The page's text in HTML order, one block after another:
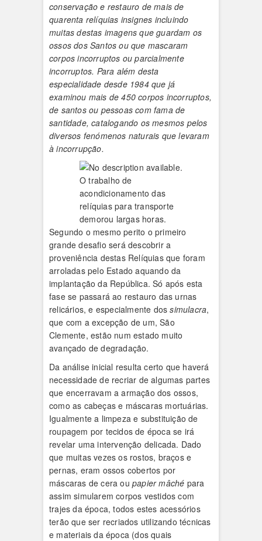
conservação e restauro de mais de
quarenta relíquias insignes incluindo
muitas destas imagens que guardam os
ossos dos Santos ou que mascaram
corpos incorruptos ou parcialmente
incorruptos. Para além desta
especialidade desde 1984 que já
examinou mais de 450 corpos incorruptos,
de santos ou pessoas com fama de
santidade, catalogando os mesmos pelos
diversos fenómenos naturais que levaram
à incorrupção.
O trabalho de
acondicionamento das
relíquias para transporte
demorou largas horas.
Segundo o mesmo perito o primeiro
grande desafio será descobrir a
proveniência destas Relíquias que foram
arroladas pelo Estado aquando da
implantação da República. Só após esta
fase se passará ao restauro das urnas
relicários, e especialmente dossimulacra,
que com a excepção de um, São
Clemente, estão num estado muito
avançado de degradação.
Da análise inicial resulta certo que haverá
necessidade de recriar de algumas partes
que encerravam a armação dos ossos,
como as cabeças e máscaras mortuárias.
Igualmente a limpeza e substituição de
roupagem por tecidos de época se irá
revelar uma intervenção delicada. Dado
que muitas vezes os rostos, braços e
pernas, eram ossos cobertos por
máscaras de cera ou papier mâché para
assim simularem corpos vestidos com
trajes da época, todos estes acessórios
terão que ser recriados utilizando técnicas
e materiais da época (dos quais